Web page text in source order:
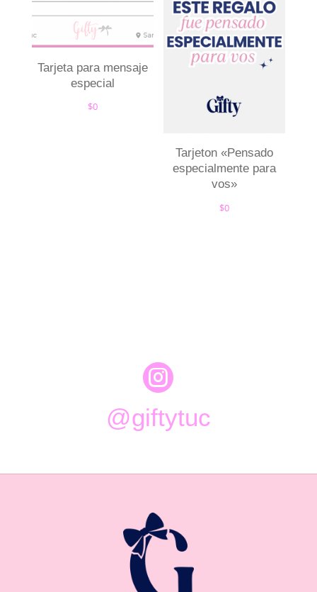
Tarjeta para mensaje
especial
$0
Tarjeton «Pensado
especialmente para
vos»
$0

@giftytuc